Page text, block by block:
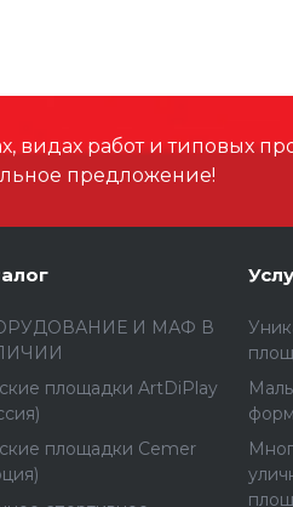
Материал
Способ
видах работ и типовых
предложение!
И МАФ В
площадки ArtDiPlay
площадки Cemer